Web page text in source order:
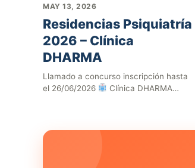
MAY 13, 2026
Residencias Psiquiatría
2026 – Clínica
DHARMA
Llamado a concurso inscripción hasta
el 26/06/2026
Clínica DHARMA